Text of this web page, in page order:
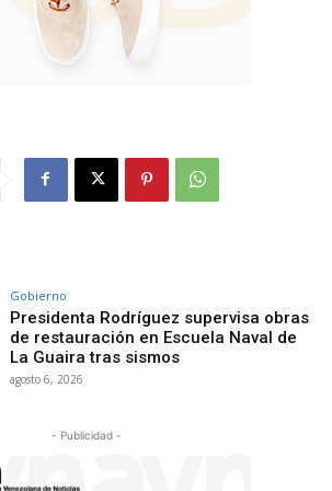
Gobierno
Presidenta Rodríguez supervisa obras
de restauración en Escuela Naval de
La Guaira tras sismos
agosto 6, 2026
- Publicidad -